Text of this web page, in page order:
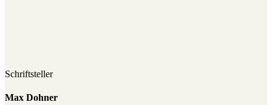
Schriftsteller
Max Dohner